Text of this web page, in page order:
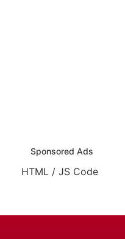
Sponsored Ads
HTML / JS Code